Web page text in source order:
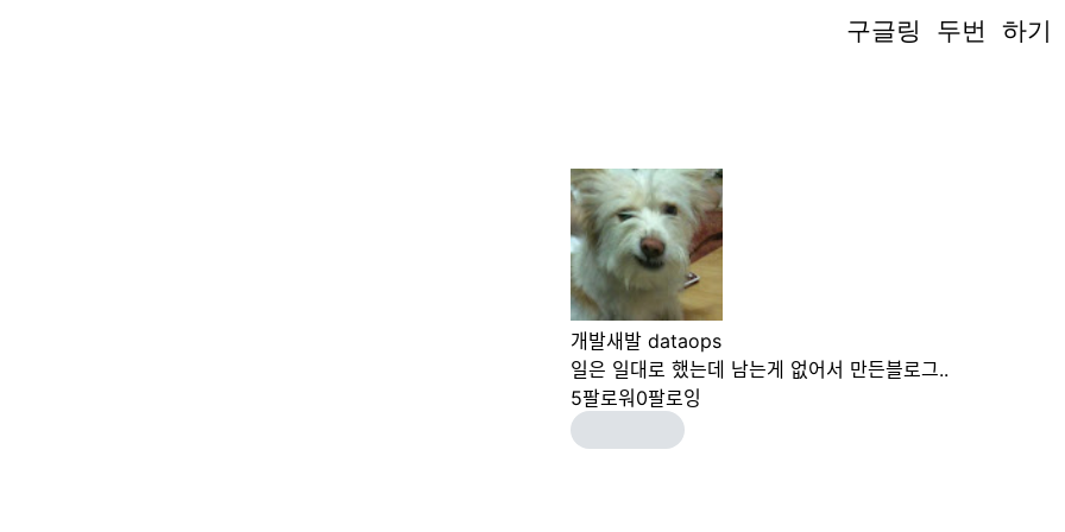
구글링 두번 하기
구글링 두번 하기
개발새발 dataops
일은 일대로 했는데 남는게 없어서 만든블로그..
5팔로워 0팔로잉